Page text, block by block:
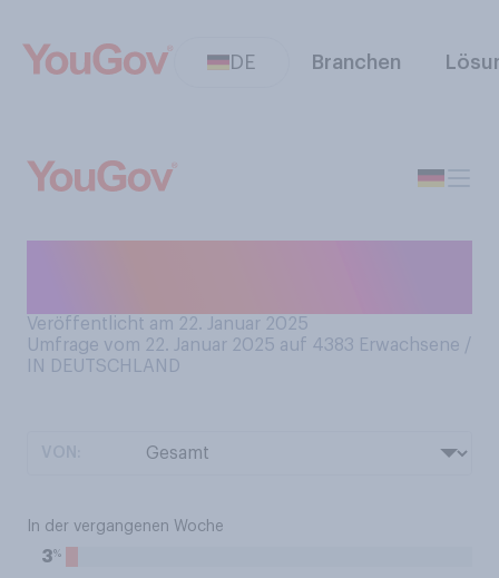
DE Branchen
Veröffentlicht am 22. Januar 2025
Umfrage vom 22. Januar 2025 auf 4383 Erwachsene /
IN DEUTSCHLAND
In der vergangenen Woche
3%